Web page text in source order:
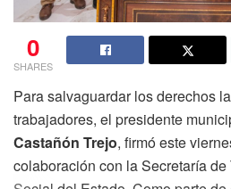
0
SHARES
Para salvaguardar los derechos
trabajadores, el presidente
Castañón Trejo, firmó este
colaboración con la Secretaría